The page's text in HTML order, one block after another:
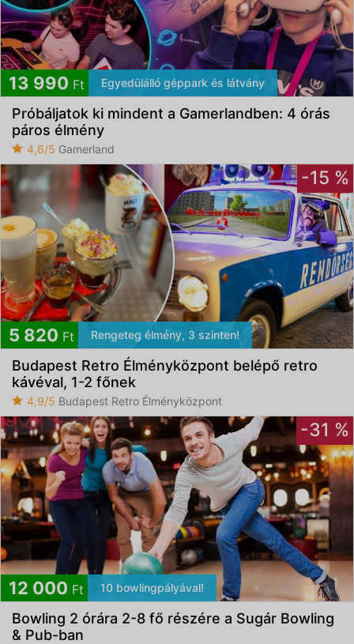
13 990 Ft Egyedülálló géppark és látvány
Próbáljatok ki mindent a Gamerlandben: 4 órás
páros élmény
4,6/5 Gamerland
-15 %
5 820 Ft Rengeteg élmény, 3 szinten!
Budapest Retro Élményközpont belépő retro
kávéval, 1-2 főnek
4,9/5 Budapest Retro Élményközpont
-31 %
12 000 Ft 10 bowlingpályával!
Bowling 2 órára 2-8 fő részére a Sugár Bowling
& Pub-ban